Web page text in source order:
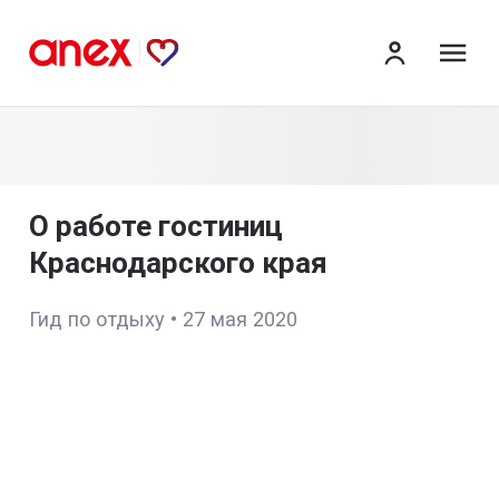
О работе гостиниц
Краснодарского края
Гид по отдыху • 27 мая 2020